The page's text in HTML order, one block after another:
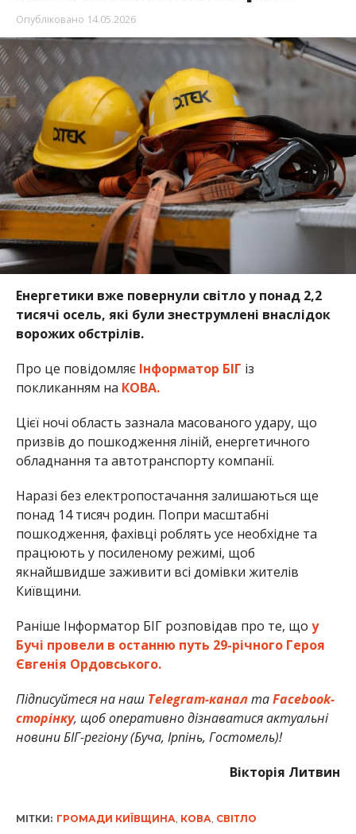
Опубліковано 14.05.2026
Енергетики вже повернули світло у понад 2,2
тисячі осель, які були знеструмлені внаслідок
ворожих обстрілів.
Про це повідомляє Інформатор БІГ із
покликанням на КОВА.
Цієї ночі область зазнала масованого удару, що
призвів до пошкодження ліній, енергетичного
обладнання та автотранспорту компанії.
Наразі без електропостачання залишаються ще
понад 14 тисяч родин. Попри масштабні
пошкодження, фахівці роблять усе необхідне та
працюють у посиленому режимі, щоб
якнайшвидше заживити всі домівки жителів
Київщини.
Раніше Інформатор БІГ розповідав про те, що у
Бучі провели в останню путь 29-річного Героя
Євгенія Ордовського.
Підписуйтеся на наш Telegram-каналтаFacebook-
сторінку, щоб оперативно дізнаватися актуальні
новини БІГ-регіону (Буча, Ірпінь, Гостомель)!
Вікторія Литвин
МІТКИ: ГРОМАДИ КИЇВЩИНА, КОВА, СВІТЛО